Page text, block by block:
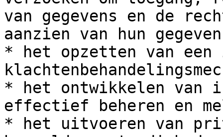
van gegevens en de
aanzien van hun
* het opzetten van
* het ontwikkelen van
effectief beheren en
* het uitvoeren van